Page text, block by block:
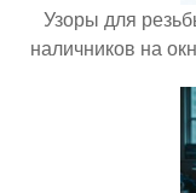
Узоры для
наличников на